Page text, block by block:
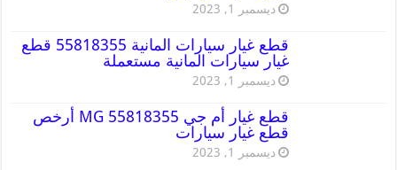
ديسمبر 1, 2023
قطع غيار سيارات المانية 55818355 قطع
غيار سيارات المانية مستعملة
ديسمبر 1, 2023
قطع غيار أم جي MG 55818355 أرخص
قطع غيار سيارات
ديسمبر 1, 2023